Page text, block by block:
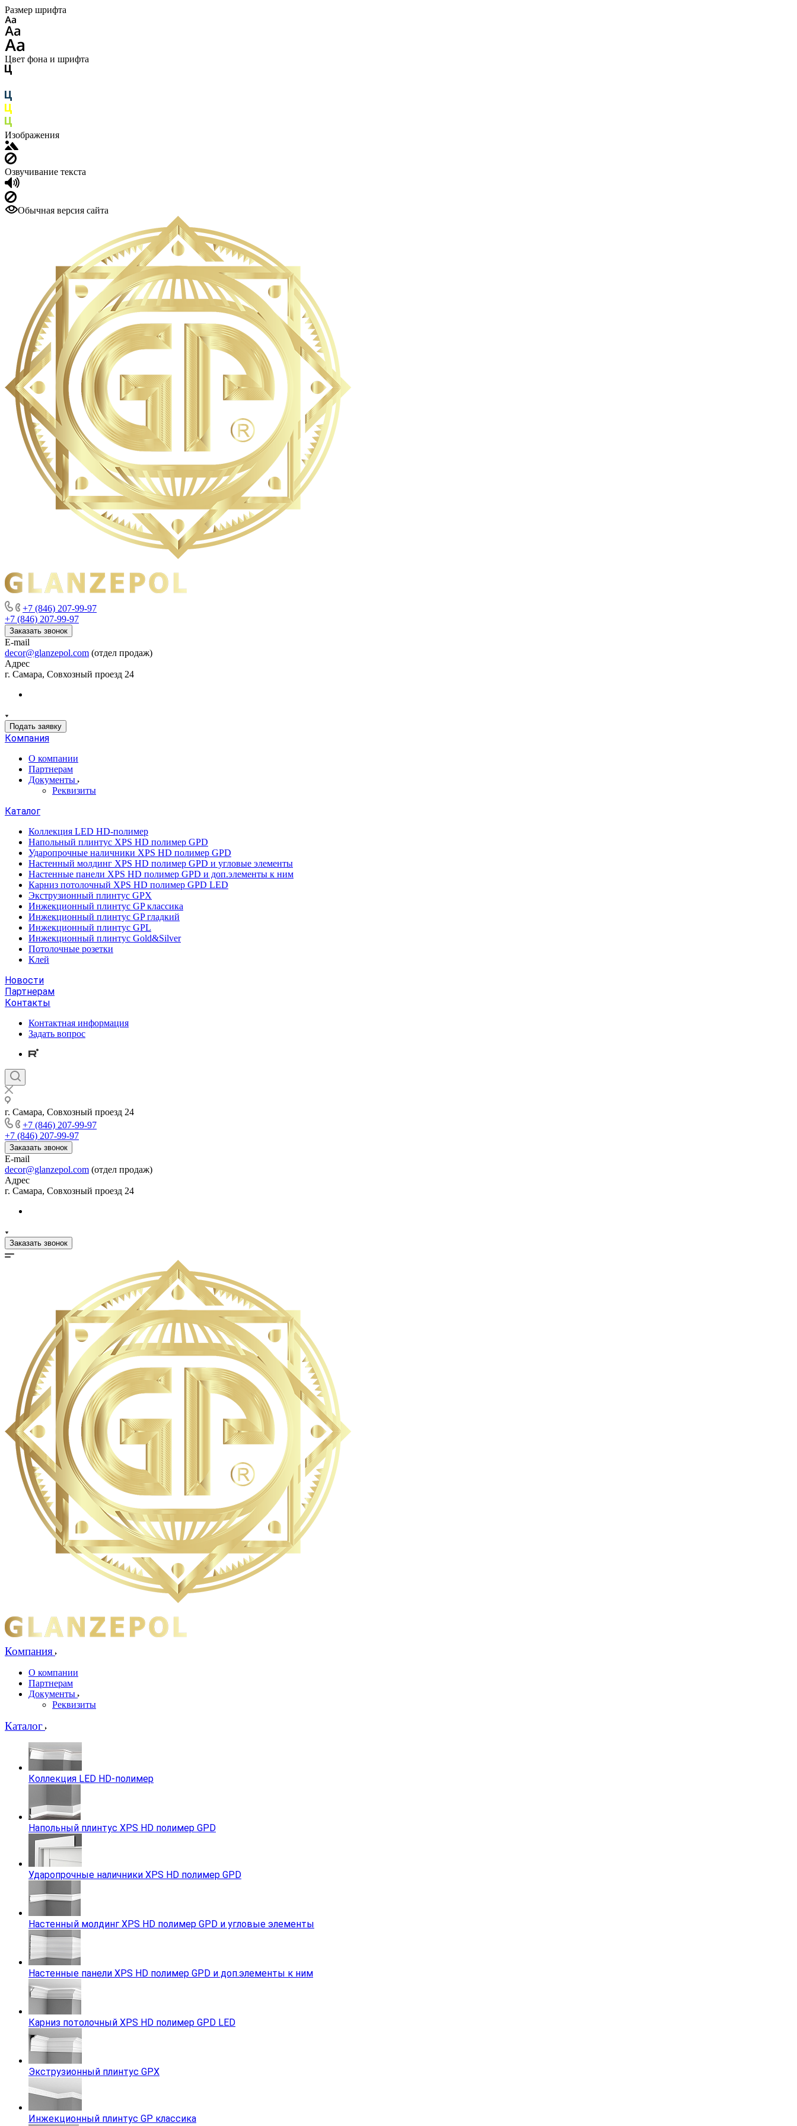
Размер шрифта
Цвет фона и шрифта
Изображения
Озвучивание текста
Обычная версия сайта
+7 (846) 207-99-97
+7 (846) 207-99-97
Заказать звонок
E-mail
decor@glanzepol.com (отдел продаж)
Адрес
г. Самара, Совхозный проезд 24
Подать заявку
Компания
О компании
Партнерам
Документы
Реквизиты
Каталог
Коллекция LED HD-полимер
Напольный плинтус XPS HD полимер GPD
Ударопрочные наличники XPS HD полимер GPD
Настенный молдинг XPS HD полимер GPD и угловые элементы
Настенные панели XPS HD полимер GPD и доп.элементы к ним
Карниз потолочный XPS HD полимер GPD LED
Экструзионный плинтус GPX
Инжекционный плинтус GP классика
Инжекционный плинтус GP гладкий
Инжекционный плинтус GPL
Инжекционный плинтус Gold&Silver
Потолочные розетки
Клей
Новости
Партнерам
Контакты
Контактная информация
Задать вопрос
г. Самара, Совхозный проезд 24
+7 (846) 207-99-97
+7 (846) 207-99-97
Заказать звонок
E-mail
decor@glanzepol.com (отдел продаж)
Адрес
г. Самара, Совхозный проезд 24
Заказать звонок
Компания
О компании
Партнерам
Документы
Реквизиты
Каталог
Коллекция LED HD-полимер
Напольный плинтус XPS HD полимер GPD
Ударопрочные наличники XPS HD полимер GPD
Настенный молдинг XPS HD полимер GPD и угловые элементы
Настенные панели XPS HD полимер GPD и доп.элементы к ним
Карниз потолочный XPS HD полимер GPD LED
Экструзионный плинтус GPX
Инжекционный плинтус GP классика